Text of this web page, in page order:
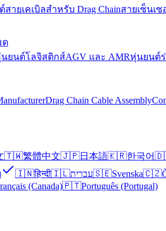
สายเคเบิลสำหรับ Drag Chainสายเซ็นเซ
ด
ยนต์โลจิสติกส์AGV และ AMRหุ่นยนต์
Drag Chain Cable Assembly
🇹🇼繁體中文🇯🇵日本語🇰🇷한국어
🇮🇳हिन्दी🇮🇱עברית🇸🇪Svenska🇨🇿
(Canada)🇵🇹Português (Portugal)